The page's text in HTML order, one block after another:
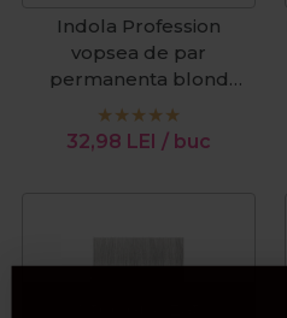
Indola Profession
vopsea de par
permanenta blond
mediu auriu 7.3 60 ml
32,98 LEI / buc